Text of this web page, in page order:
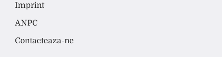
Imprint
ANPC
Contacteaza-ne